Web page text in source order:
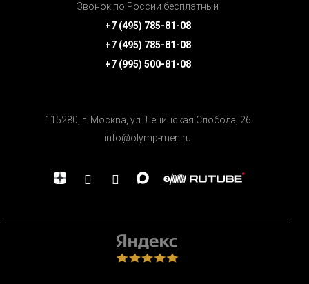
Звонок по России бесплатный
+7 (495) 785-81-08
+7 (495) 785-81-08
+7 (995) 500-81-08
115280, г. Москва, ул. Ленинская Cлобода, 26
info@olymp-men.ru